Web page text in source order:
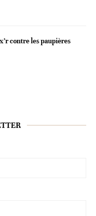
contre les paupières